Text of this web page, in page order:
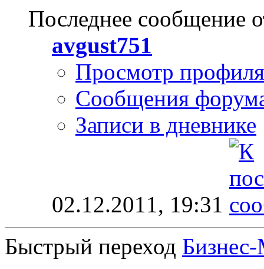
Последнее сообщение
avgust751
Просмотр профиля
Сообщения
Записи в дневнике
02.12.2011, 19:31
Быстрый переход